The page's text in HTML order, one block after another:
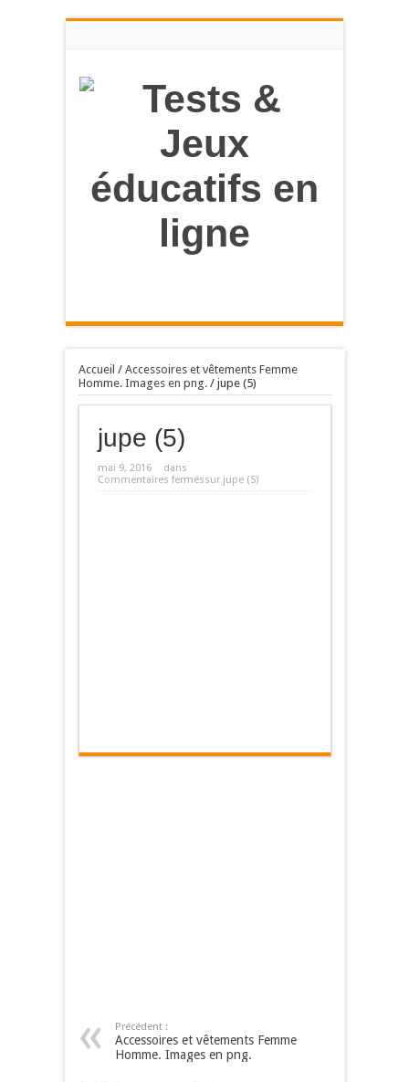
Accueil / Accessoires et vêtements Femme
Homme. Images en png./ jupe (5)
jupe (5)
mai 9, 2016
dans
Commentaires ferméssur jupe (5)
Précédent :
Accessoires et vêtements Femme
Homme. Images en png.